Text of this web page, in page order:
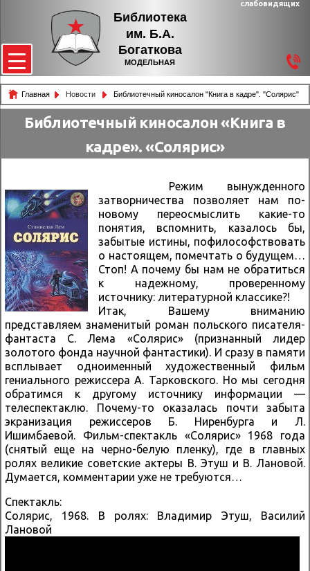
Библиотека
им. Б.А.
Богаткова
МОДЕЛЬНАЯ
слабовидящих
Главная Новости Библиотечный киносалон "Книга в кадре". "Солярис"
Библиотечный киносалон «Книга в
кадре». «Солярис»
Режим вынужденного
затворничества позволяет нам по-
новому переосмыслить какие-то
понятия, вспомнить, казалось бы,
забытые истины, пофилософствовать
о настоящем, помечтать о будущем…
Стоп! А почему бы нам не обратиться
к надежному, проверенному
источнику: литературной классике?!
Итак, Вашему вниманию
представляем знаменитый роман польского писателя-
фантаста С. Лема «Солярис» (признанный лидер
золотого фонда научной фантастики). И сразу в памяти
всплывает одноименный художественный фильм
гениального режиссера А. Тарковского. Но мы сегодня
обратимся к другому источнику информации —
телеспектаклю. Почему-то оказалась почти забыта
экранизация режиссеров Б. Ниренбурга и Л.
Ишимбаевой. Фильм-спектакль «Солярис» 1968 года
(снятый еще на черно-белую пленку), где в главных
ролях великие советские актеры В. Этуш и В. Лановой.
Думается, комментарии уже не требуются…
Спектакль:
Солярис, 1968. В ролях: Владимир Этуш, Василий
Лановой